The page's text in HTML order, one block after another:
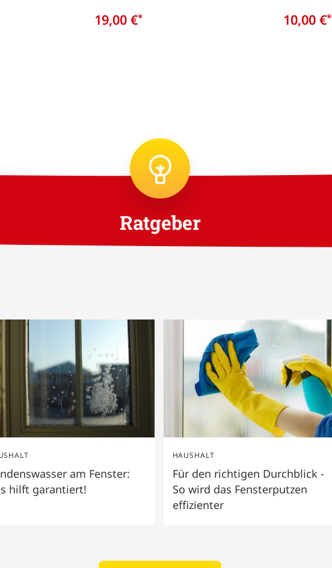
19,00 €* 10,00 €*
Ratgeber
am Fenster:
hilft garantiert!
Für den richtigen Durchblick -
So wird das Fensterputzen
effizienter
HAUSHALT